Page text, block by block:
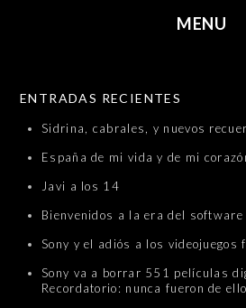
MENU
ENTRADAS RECIENTES
Sidrina, cabrales, y nuevos
España de mi vida y de mi
Javi a los 14
Bienvenidos a la era del software
Sony y el adiós a los videojuegos
Sony va a borrar 551 películas
Recordatorio: nunca fueron de